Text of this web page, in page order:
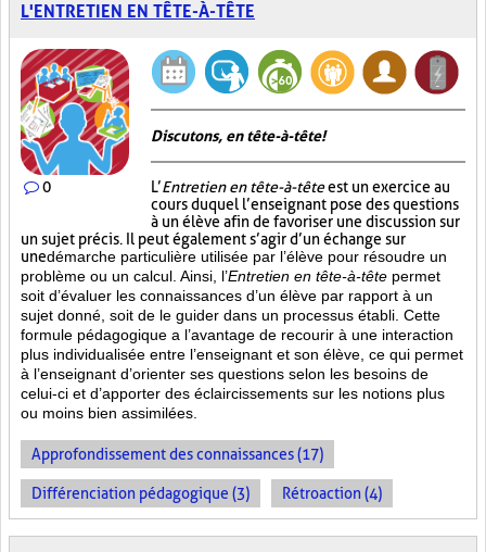
L'ENTRETIEN EN TÊTE-À-TÊTE
0
Discutons, en tête-à-tête!
L’Entretien en tête-à-têteest un exercice au
cours duquel l’enseignant pose des questions
à un élève afin de favoriser une discussion sur
un sujet précis. Il peut également s’agir d’un échange sur
unedémarche particulière utilisée par l’élève pour résoudre un
problème ou un calcul. Ainsi, l’Entretien en tête-à-tête permet
soit d’évaluer les connaissances d’un élève par rapport à un
sujet donné, soit de le guider dans un processus établi. Cette
formule pédagogique a l’avantage de recourir à une interaction
plus individualisée entre l’enseignant et son élève, ce qui permet
à l’enseignant d’orienter ses questions selon les besoins de
celui-ci et d’apporter des éclaircissements sur les notions plus
ou moins bien assimilées.
Approfondissement des connaissances (17)
Différenciation pédagogique (3) Rétroaction (4)